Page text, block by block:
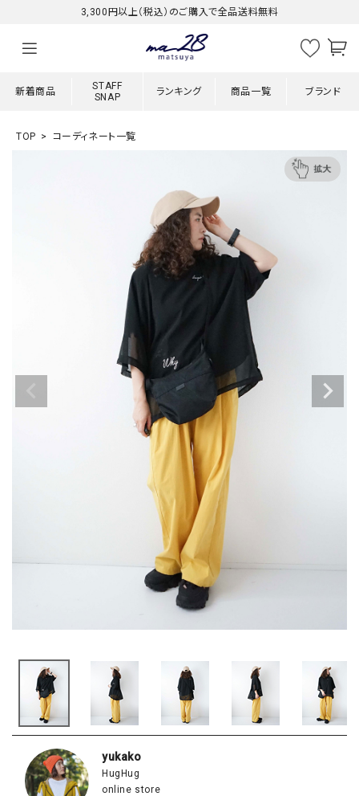
3,300円以上（税込）のご購入で全品送料無料
新着商品
STAFF
SNAP
ランキング 商品一覧 ブランド
TOP コーディネート一覧
yukako
HugHug
online store